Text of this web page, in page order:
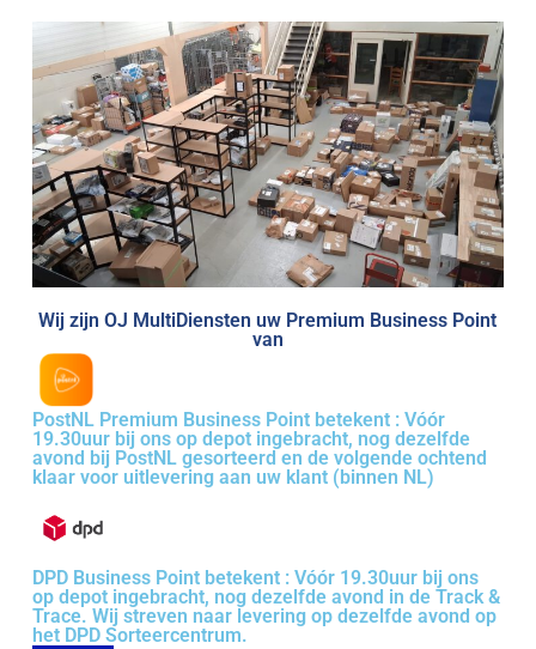
Wij zijn OJ MultiDiensten uw Premium Business Point
van
PostNL Premium Business Point betekent : Vóór
19.30uur bij ons op depot ingebracht, nog dezelfde
avond bij PostNL gesorteerd en de volgende ochtend
klaar voor uitlevering aan uw klant (binnen NL)
DPD Business Point betekent : Vóór 19.30uur bij ons
op depot ingebracht, nog dezelfde avond in de Track &
Trace. Wij streven naar levering op dezelfde avond op
het DPD Sorteercentrum.